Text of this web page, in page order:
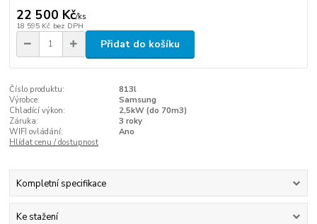
22 500 Kč/ks
18 595 Kč bez DPH
Přidat do košíku
Číslo produktu:
813l
Výrobce:
Samsung
Chladící výkon:
2,5kW (do 70m3)
Záruka:
3 roky
WIFI ovládání:
Ano
Hlídat cenu / dostupnost
Kompletní specifikace
Ke stažení